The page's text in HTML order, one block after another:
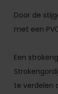
Door de
met een
Een
te verdelen